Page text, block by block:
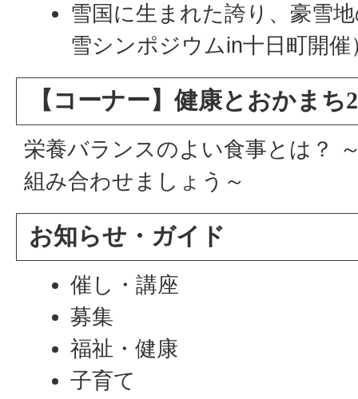
雪国に生まれた誇り、豪雪
雪シンポジウムin十日町開催
【コーナー】健康とおかまち
栄養バランスのよい食事とは？
組み合わせましょう～
お知らせ・ガイド
催し・講座
募集
福祉・健康
子育て